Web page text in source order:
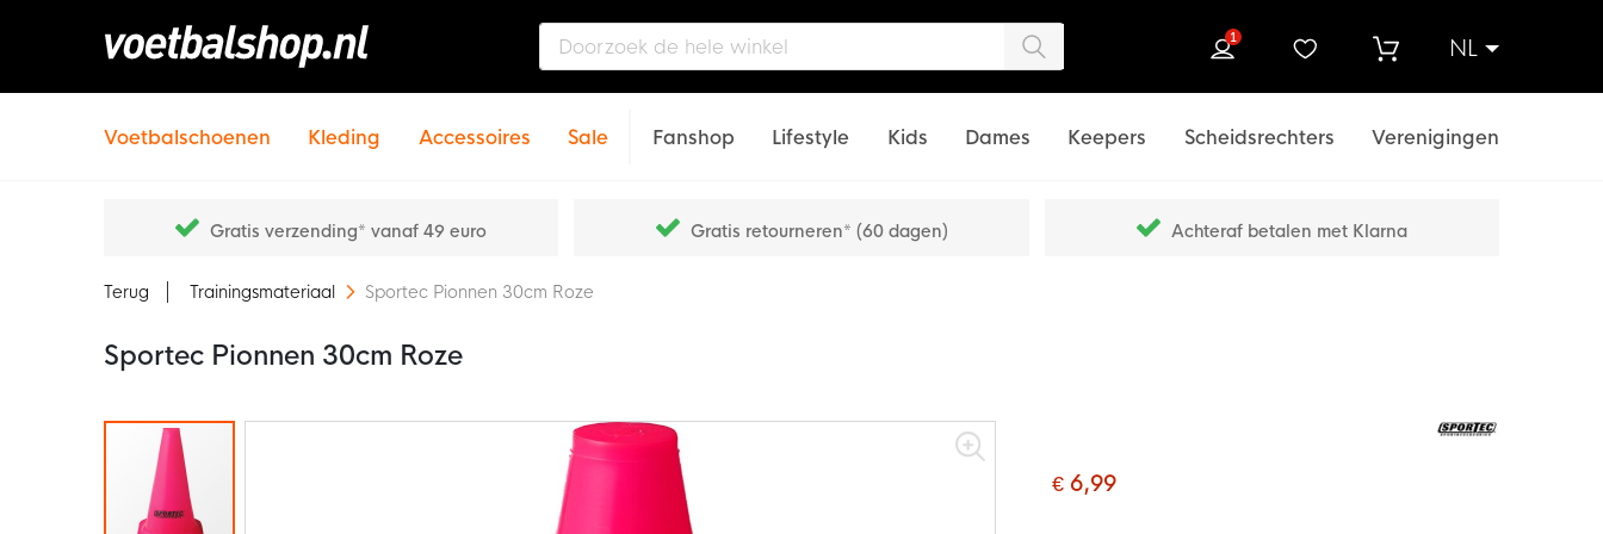
NL
1
Voetbalschoenen Kleding Accessoires Sale Fanshop Lifestyle Kids Dames Keepers Scheidsrechters Verenigingen
Gratis verzending* vanaf 49 euro Gratis retourneren* (60 dagen) Achteraf betalen met Klarna
Terug Trainingsmateriaal Sportec Pionnen 30cm Roze
Sportec Pionnen 30cm Roze
Ga
€ 6,99